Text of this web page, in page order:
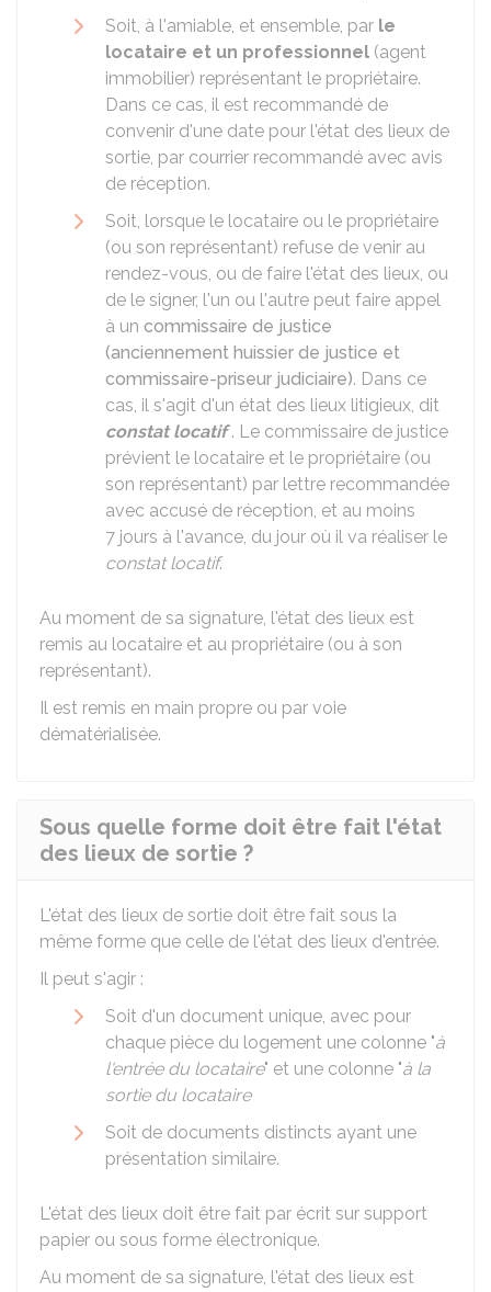
Soit, à l'amiable, et ensemble, par le
locataire et un professionnel (agent
immobilier) représentant le propriétaire.
Dans ce cas, il est recommandé de
convenir d'une date pour l'état des lieux de
sortie, par courrier recommandé avec avis
de réception.
Soit, lorsque le locataire ou le propriétaire
(ou son représentant) refuse de venir au
rendez-vous, ou de faire l'état des lieux, ou
de le signer, l'un ou l'autre peut faire appel
à un commissaire de justice
(anciennement huissier de justice et
commissaire-priseur judiciaire). Dans ce
cas, il s'agit d'un état des lieux litigieux, dit
constat locatif. Le commissaire de justice
prévient le locataire et le propriétaire (ou
son représentant) par lettre recommandée
avec accusé de réception, et au moins
7 jours à l'avance, du jour où il va réaliser le
constat locatif.
Au moment de sa signature, l'état des lieux est
remis au locataire et au propriétaire (ou à son
représentant).
Il est remis en main propre ou par voie
dématérialisée.
Sous quelle forme doit être fait l'état
des lieux de sortie ?
L'état des lieux de sortie doit être fait sous la
même forme que celle de l'état des lieux d'entrée.
Il peut s'agir :
Soit d'un document unique, avec pour
chaque pièce du logement une colonne "à
l'entrée du locataire" et une colonne "à la
sortie du locataire
Soit de documents distincts ayant une
présentation similaire.
L'état des lieux doit être fait par écrit sur support
papier ou sous forme électronique.
Au moment de sa signature, l'état des lieux est